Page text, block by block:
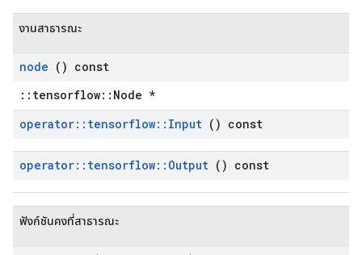
งานสาธารณะ
node () const
::tensorflow::Node *
operator:: tensorflow:: Input () const
operator:: tensorflow:: Output () const
ฟังก์ชันคงที่สาธารณะ